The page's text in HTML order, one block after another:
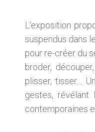
L’exposition
suspendus dans
pour re-créer du
broder,
plisser, tisser…
gestes, révélant
contemporaines